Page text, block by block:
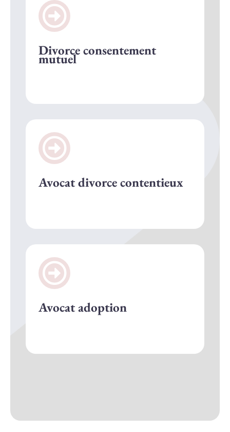
Divorce consentement
mutuel
Avocat divorce contentieux
Avocat adoption